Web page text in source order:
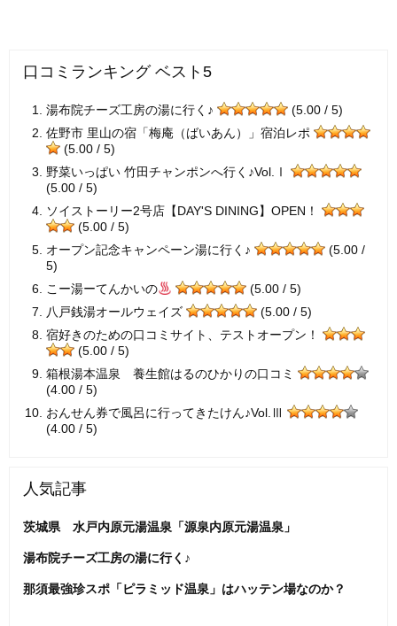
口コミランキング ベスト5
湯布院チーズ工房の湯に行く♪
(5.00 / 5)
佐野市 里山の宿「梅庵（ばいあん）」宿泊レポ
(5.00 / 5)
野菜いっぱい 竹田チャンポンへ行く♪Vol.Ⅰ
(5.00 / 5)
ソイストーリー2号店【DAY'S DINING】OPEN！
(5.00 / 5)
オープン記念キャンペーン湯に行く♪
(5.00 /
5)
こー湯ーてんかいの
(5.00 / 5)
八戸銭湯オールウェイズ
(5.00 / 5)
宿好きのための口コミサイト、テストオープン！
(5.00 / 5)
箱根湯本温泉 養生館はるのひかりの口コミ
(4.00 / 5)
おんせん券で風呂に行ってきたけん♪Vol.Ⅲ
(4.00 / 5)
人気記事
茨城県 水戸内原元湯温泉「源泉内原元湯温泉」
湯布院チーズ工房の湯に行く♪
那須最強珍スポ「ピラミッド温泉」はハッテン場なのか？